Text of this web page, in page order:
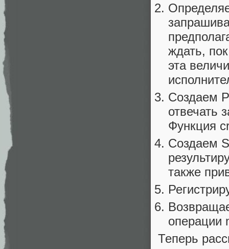
ждать,
эта
Создаем
отвечать
Функция
Создаем
также
операции
Теперь